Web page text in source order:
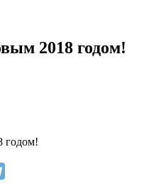
2018 годом!
годом!